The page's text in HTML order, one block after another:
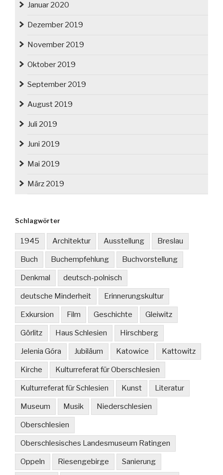
Januar 2020
Dezember 2019
November 2019
Oktober 2019
September 2019
August 2019
Juli 2019
Juni 2019
Mai 2019
März 2019
Schlagwörter
1945 Architektur Ausstellung Breslau
Buch Buchempfehlung Buchvorstellung
Denkmal deutsch-polnisch
deutsche Minderheit Erinnerungskultur
Exkursion Film Geschichte Gleiwitz
Görlitz Haus Schlesien Hirschberg
Jelenia Góra Jubiläum Katowice Kattowitz
Kirche Kulturreferat für Oberschlesien
Kulturreferat für Schlesien Kunst Literatur
Museum Musik Niederschlesien
Oberschlesien
Oberschlesisches Landesmuseum Ratingen
Oppeln Riesengebirge Sanierung